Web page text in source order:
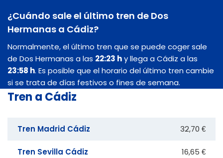
¿Cuándo sale el último tren de Dos
Hermanas a Cádiz?
Normalmente, el último tren que se puede coger sale
de Dos Hermanas a las 22:23 hy llega a Cádiz a las
23:58 h. Es posible que el horario del último tren cambie
si se trata de días festivos o fines de semana.
Tren a Cádiz
Tren Madrid Cádiz 32,70 €
Tren Sevilla Cádiz 16,65 €